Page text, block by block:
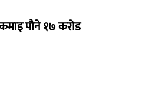
कमाइ पौने १७ करोड